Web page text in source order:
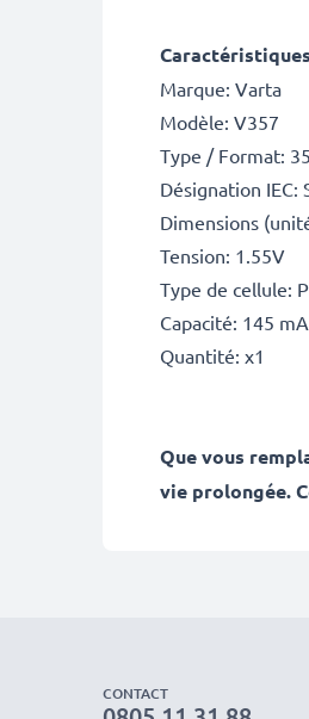
Marque: Varta
Modèle: V357
Type / Format:
Désignation IEC:
Dimensions
Tension: 1.55V
Type de cellule:
Capacité: 145
Quantité: x1
Que vous
vie prolongée.
CONTACT